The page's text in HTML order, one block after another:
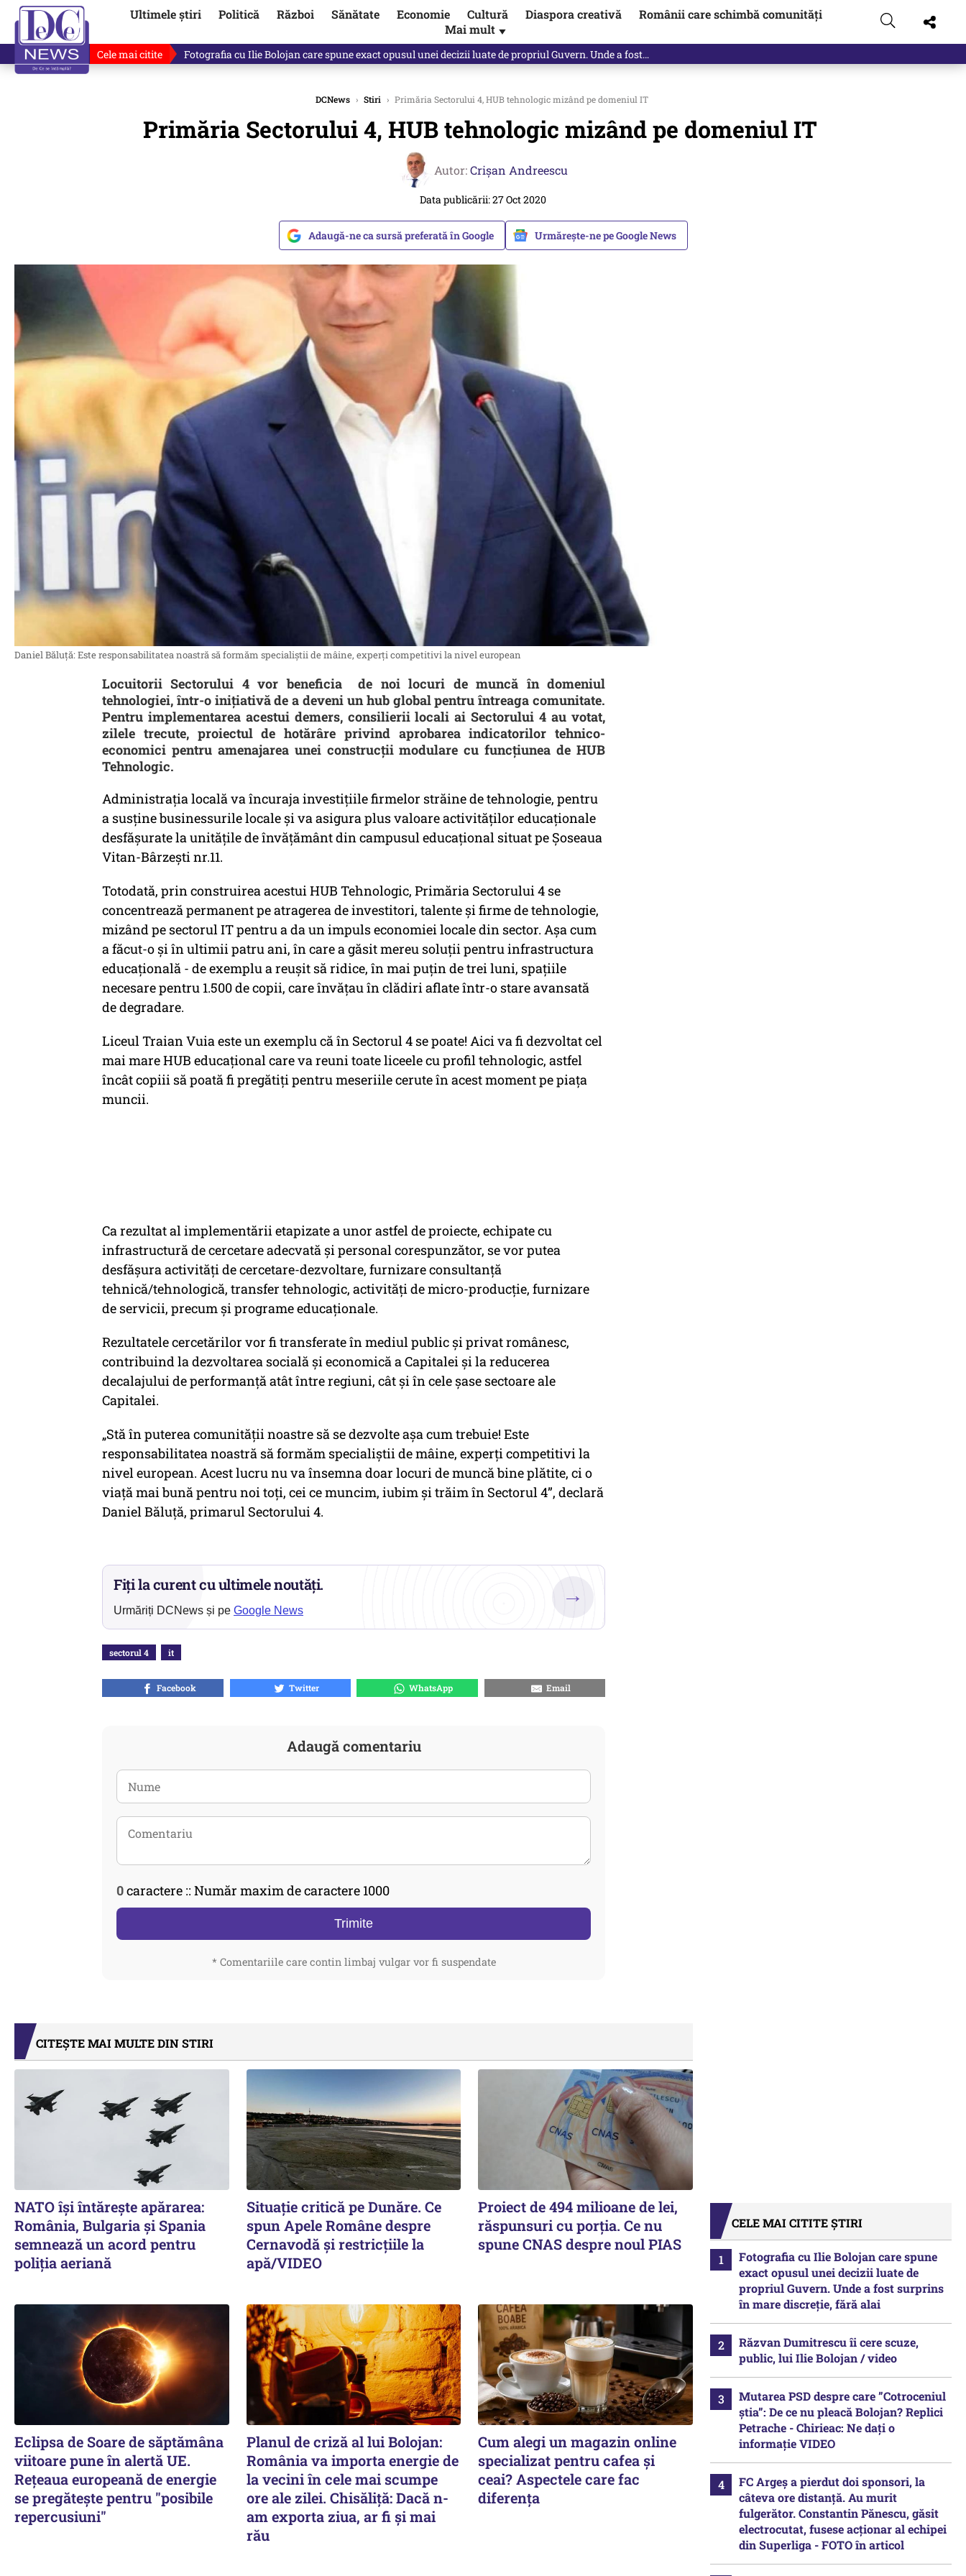
Ultimele știri Politică Război Sănătate Economie Cultură Diaspora creativă
Românii care schimbă comunități
Mai mult ▼
Cele mai citite Răzvan Dumitrescu îi cere scuze, public, lui Ilie Bolojan / video
DCNews › Stiri › Primăria Sectorului 4, HUB tehnologic mizând pe domeniul IT
Primăria Sectorului 4, HUB tehnologic mizând pe domeniul IT
Autor:Crişan Andreescu
Data publicării: 27 Oct 2020
Adaugă-ne ca sursă preferată în Google Urmărește-ne pe Google News
Daniel Băluță: Este responsabilitatea noastră să formăm specialiștii de mâine, experți competitivi la nivel european
Locuitorii Sectorului 4 vor beneficia de noi locuri de muncă în domeniul
tehnologiei, într-o inițiativă de a deveni un hub global pentru întreaga comunitate.
Pentru implementarea acestui demers, consilierii locali ai Sectorului 4 au votat,
zilele trecute, proiectul de hotărâre privind aprobarea indicatorilor tehnico-
economici pentru amenajarea unei construcții modulare cu funcțiunea de HUB
Tehnologic.
Administrația locală va încuraja investițiile firmelor străine de tehnologie, pentru
a susține businessurile locale și va asigura plus valoare activităților educaționale
desfășurate la unitățile de învățământ din campusul educațional situat pe Șoseaua
Vitan-Bârzești nr.11.
Totodată, prin construirea acestui HUB Tehnologic, Primăria Sectorului 4 se
concentrează permanent pe atragerea de investitori, talente și firme de tehnologie,
mizând pe sectorul IT pentru a da un impuls economiei locale din sector. Așa cum
a făcut-o și în ultimii patru ani, în care a găsit mereu soluții pentru infrastructura
educațională - de exemplu a reușit să ridice, în mai puțin de trei luni, spațiile
necesare pentru 1.500 de copii, care învățau în clădiri aflate într-o stare avansată
de degradare.
Liceul Traian Vuia este un exemplu că în Sectorul 4 se poate! Aici va fi dezvoltat cel
mai mare HUB educațional care va reuni toate liceele cu profil tehnologic, astfel
încât copiii să poată fi pregătiți pentru meseriile cerute în acest moment pe piața
muncii.
Ca rezultat al implementării etapizate a unor astfel de proiecte, echipate cu
infrastructură de cercetare adecvată și personal corespunzător, se vor putea
desfășura activități de cercetare-dezvoltare, furnizare consultanță
tehnică/tehnologică, transfer tehnologic, activități de micro-producție, furnizare
de servicii, precum și programe educaționale.
Rezultatele cercetărilor vor fi transferate în mediul public și privat românesc,
contribuind la dezvoltarea socială și economică a Capitalei și la reducerea
decalajului de performanță atât între regiuni, cât și în cele șase sectoare ale
Capitalei.
„Stă în puterea comunității noastre să se dezvolte așa cum trebuie! Este
responsabilitatea noastră să formăm specialiștii de mâine, experți competitivi la
nivel european. Acest lucru nu va însemna doar locuri de muncă bine plătite, ci o
viață mai bună pentru noi toți, cei ce muncim, iubim și trăim în Sectorul 4”, declară
Daniel Băluță, primarul Sectorului 4.
Fiți la curent cu ultimele noutăți.
Urmăriți DCNews și pe Google News
→
sectorul 4 it
Facebook Twitter WhatsApp Email
Adaugă comentariu
0caractere :: Număr maxim de caractere 1000
Trimite
* Comentariile care contin limbaj vulgar vor fi suspendate
CITEȘTE MAI MULTE DIN STIRI
NATO își întărește apărarea:
România, Bulgaria și Spania
semnează un acord pentru
poliția aeriană
Situație critică pe Dunăre. Ce
spun Apele Române despre
Cernavodă și restricțiile la
apă/VIDEO
Proiect de 494 milioane de lei,
răspunsuri cu porția. Ce nu
spune CNAS despre noul PIAS
Eclipsa de Soare de săptămâna
viitoare pune în alertă UE.
Rețeaua europeană de energie
se pregătește pentru "posibile
repercusiuni"
Planul de criză al lui Bolojan:
România va importa energie de
la vecini în cele mai scumpe
ore ale zilei. Chisăliță: Dacă n-
am exporta ziua, ar fi și mai
rău
Cum alegi un magazin online
specializat pentru cafea și
ceai? Aspectele care fac
diferența
CELE MAI CITITE ȘTIRI
Fotografia cu Ilie Bolojan care spune
exact opusul unei decizii luate de
propriul Guvern. Unde a fost surprins
în mare discreție, fără alai
Răzvan Dumitrescu îi cere scuze,
public, lui Ilie Bolojan / video
Mutarea PSD despre care ”Cotroceniul
știa”: De ce nu pleacă Bolojan? Replici
Petrache - Chirieac: Ne dați o
informație VIDEO
FC Argeș a pierdut doi sponsori, la
câteva ore distanță. Au murit
fulgerător. Constantin Pănescu, găsit
electrocutat, fusese acționar al echipei
din Superliga - FOTO în articol